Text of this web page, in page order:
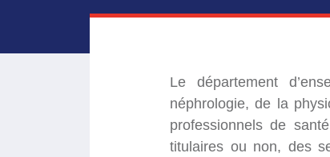
Le département
néphrologie, de la
professionnels de
titulaires ou non, des